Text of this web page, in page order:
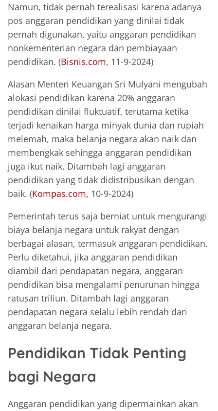
Namun, tidak pernah terealisasi karena adanya
pos anggaran pendidikan yang dinilai tidak
pernah digunakan, yaitu anggaran pendidikan
nonkementerian negara dan pembiayaan
pendidikan. (Bisnis.com, 11-9-2024)
Alasan Menteri Keuangan Sri Mulyani mengubah
alokasi pendidikan karena 20% anggaran
pendidikan dinilai fluktuatif, terutama ketika
terjadi kenaikan harga minyak dunia dan rupiah
melemah, maka belanja negara akan naik dan
membengkak sehingga anggaran pendidikan
juga ikut naik. Ditambah lagi anggaran
pendidikan yang tidak didistribusikan dengan
baik. (Kompas.com, 10-9-2024)
Pemerintah terus saja berniat untuk mengurangi
biaya belanja negara untuk rakyat dengan
berbagai alasan, termasuk anggaran pendidikan.
Perlu diketahui, jika anggaran pendidikan
diambil dari pendapatan negara, anggaran
pendidikan bisa mengalami penurunan hingga
ratusan triliun. Ditambah lagi anggaran
pendapatan negara selalu lebih rendah dari
anggaran belanja negara.
Pendidikan Tidak Penting
bagi Negara
Anggaran pendidikan yang dipermainkan akan